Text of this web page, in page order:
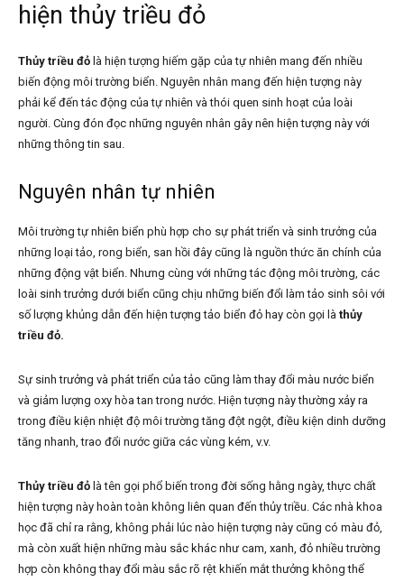
hiện thủy triều đỏ
Thủy triều đỏ là hiện tượng hiếm gặp của tự nhiên mang đến nhiều
biến động môi trường biển. Nguyên nhân mang đến hiện tượng này
phải kể đến tác động của tự nhiên và thói quen sinh hoạt của loài
người. Cùng đón đọc những nguyên nhân gây nên hiện tượng này với
những thông tin sau.
Nguyên nhân tự nhiên
Môi trường tự nhiên biển phù hợp cho sự phát triển và sinh trưởng của
những loại tảo, rong biển, san hồi đây cũng là nguồn thức ăn chính của
những động vật biển. Nhưng cùng với những tác động môi trường, các
loài sinh trưởng dưới biển cũng chịu những biến đổi làm tảo sinh sôi với
số lượng khủng dẫn đến hiện tượng tảo biển đỏ hay còn gọi là thủy
triều đỏ.
Sự sinh trưởng và phát triển của tảo cũng làm thay đổi màu nước biển
và giảm lượng oxy hòa tan trong nước. Hiện tượng này thường xảy ra
trong điều kiện nhiệt độ môi trường tăng đột ngột, điều kiện dinh dưỡng
tăng nhanh, trao đổi nước giữa các vùng kém, v.v.
Thủy triều đỏ là tên gọi phổ biến trong đời sống hằng ngày, thực chất
hiện tượng này hoàn toàn không liên quan đến thủy triều. Các nhà khoa
học đã chỉ ra rằng, không phải lúc nào hiện tượng này cũng có màu đỏ,
mà còn xuất hiện những màu sắc khác như cam, xanh, đỏ nhiều trường
hợp còn không thay đổi màu sắc rõ rệt khiến mắt thưởng không thể